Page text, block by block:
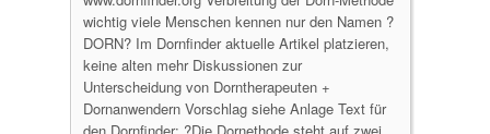
wichtig viele Menschen kennen nur den Namen ?
DORN? Im Dornfinder aktuelle Artikel platzieren,
keine alten mehr Diskussionen zur
Unterscheidung von Dorntherapeuten +
Dornanwendern Vorschlag siehe Anlage Text für